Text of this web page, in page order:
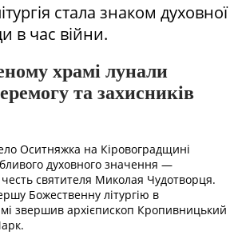
стала знаком духовної
в час війни.
храмі лунали
та захисників
Оситняжка на Кіровоградщині
духовного значення —
святителя Миколая Чудотворця.
Божественну літургію в
звершив архієпископ Кропивницький